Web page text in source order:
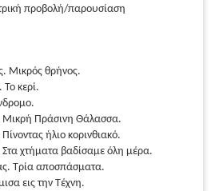
προβολή/παρουσίαση
Μικρός θρήνος.
κερί.
Μικρή Πράσινη Θάλασσα.
ήλιο κορινθιακό.
χτήματα βαδίσαμε όλη μέρα.
Τρία αποσπάσματα.
εις την Τέχνη.